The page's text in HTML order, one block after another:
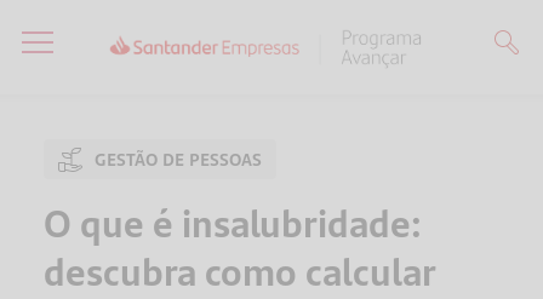
GESTÃO DE PESSOAS
O que é insalubridade:
descubra como calcular